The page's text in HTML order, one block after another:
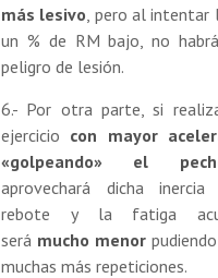
más lesivo , pero al
un % de RM bajo, no
peligro de lesión.
6.- Por otra parte, si
ejercicio con mayor
«golpeando» el
aprovechará dicha
rebote y la fatiga
será mucho menor
muchas más repeticiones.